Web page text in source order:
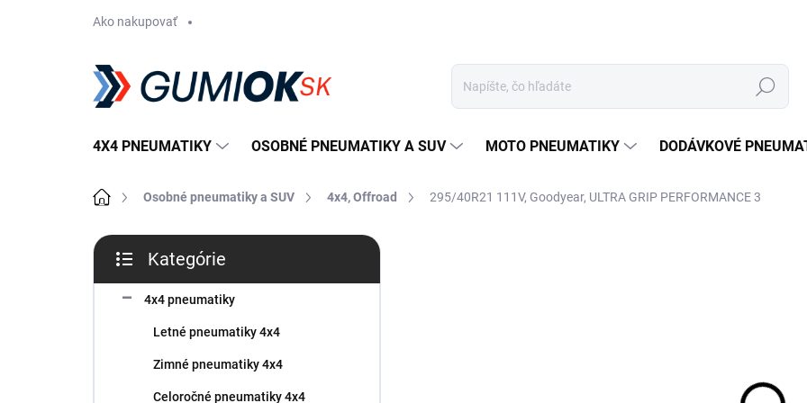
Ako nakupovať
Hľadať
4X4 PNEUMATIKY OSOBNÉ PNEUMATIKY A SUV MOTO PNEUMATIKY DODÁVKOVÉ
DomovOsobné pneumatiky a SUV 4x4, Offroad 295/40R21 111V, Goodyear, ULTRA GRIP PERFORMANCE 3
B
č
kategórie
Kategórie
4x4 pneumatiky
Letné pneumatiky 4x4
Zimné pneumatiky 4x4
Celoročné pneumatiky 4x4